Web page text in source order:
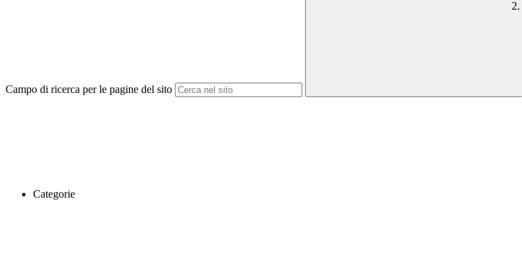
Campo di ricerca per le pagine del sito
Categorie